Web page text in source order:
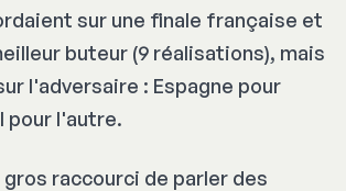
sur une finale française et
buteur (9 réalisations), mais
l'adversaire : Espagne pour
pour l'autre.
raccourci de parler des